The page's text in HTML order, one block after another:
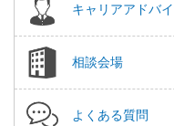
キャリアアドバ
相談会場
よくある質問